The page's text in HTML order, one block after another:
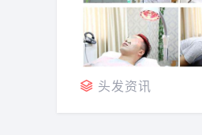
头发资讯